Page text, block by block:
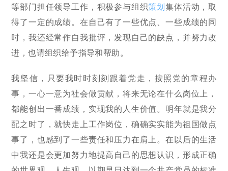
等部门担任领导工作，积极参与组织策划集体活动，取
得了一定的成绩。在自己有了一些优点、一些成绩的同
时，我还经常作自我批评，发现自己的缺点，并努力改
进，也请组织给予指导和帮助。
我坚信，只要我时时刻刻跟着党走，按照党的章程办
事，一心一意为社会做贡献，将来无论在什么岗位上，
都能创出一番成绩，实现我的人生价值。明年就是我分
配之时了，就快走上工作岗位，确确实实能为祖国做点
事了，也感到了一些责任和压力在肩上。在以后的生活
中我还是会更加努力地提高自己的思想认识，形成正确